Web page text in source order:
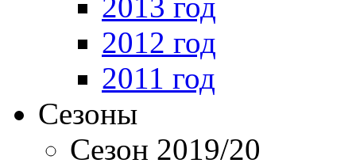
2012 год
2011 год
Сезоны
Сезон 2019/20